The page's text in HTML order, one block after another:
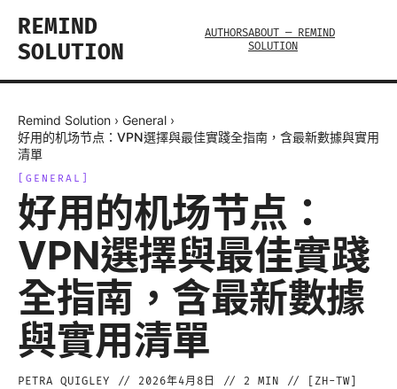
REMIND
SOLUTION
AUTHORSABOUT — REMIND
SOLUTION
Remind Solution › General ›
好用的机场节点：VPN選擇與最佳實踐全指南，含最新數據與實用
清單
GENERAL
好用的机场节点：
VPN選擇與最佳實踐
全指南，含最新數據
與實用清單
PETRA QUIGLEY // 2026年4月8日 // 2 MIN // [ ZH-TW